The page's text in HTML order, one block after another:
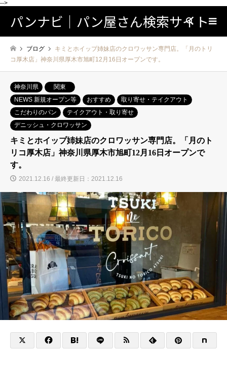
-->
パンナビ｜パン屋さん検索サイト検索
ブログ
キミとホイップ姉妹店のクロワッサン専門店。「月のトリ
コ厚木店」神奈川県厚木市旭町12月16日オープンです。
神奈川県
関東
NEWS 新規オープン等
おすすめ
取り寄せ・テイクアウト
こだわりのパン
テイクアウト・取り寄せ
デニッシュ・クロワッサン
キミとホイップ姉妹店のクロワッサン専門店。「月のト
リコ厚木店」神奈川県厚木市旭町12月16日オープンで
す。
2021.12.16 / 最終更新日：2021.12.16